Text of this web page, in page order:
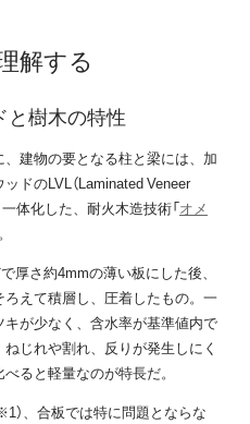
解する
と樹木の特性
建物の要となる柱と梁には、加
ドのLVL（Laminated Veneer
体化した、耐火木造技術「オメ
厚さ約4mmの薄い板にした後、
えて積層し、圧着したもの。一
が少なく、含水率が基準値内で
じれや割れ、反りが発生しにく
ると軽量なのが特長だ。
）、合板では特に問題とならな